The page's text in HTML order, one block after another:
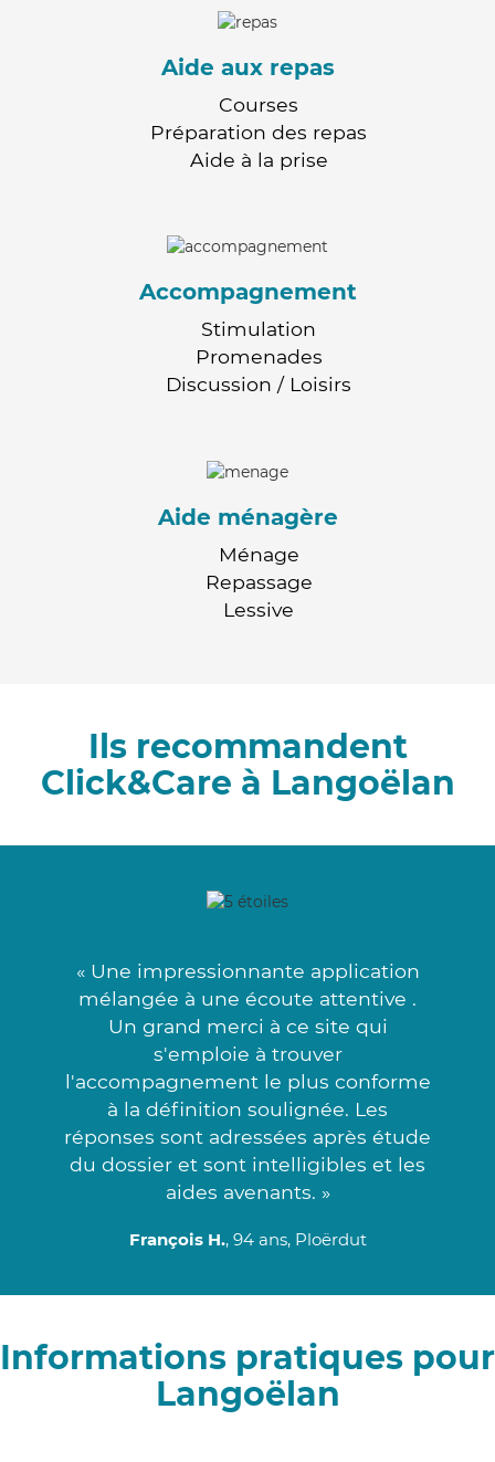
Aide aux repas
Courses
Préparation des repas
Aide à la prise
Accompagnement
Stimulation
Promenades
Discussion / Loisirs
Aide ménagère
Ménage
Repassage
Lessive
Ils recommandent
Click&Care à Langoëlan
« Une impressionnante application
mélangée à une écoute attentive .
Un grand merci à ce site qui
s'emploie à trouver
l'accompagnement le plus conforme
à la définition soulignée. Les
réponses sont adressées après étude
du dossier et sont intelligibles et les
aides avenants. »
François H., 94 ans, Ploërdut
Informations pratiques pour
Langoëlan